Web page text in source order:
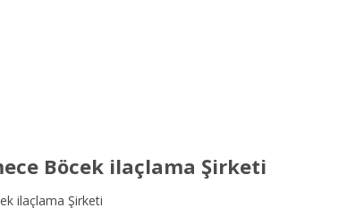
Böcek ilaçlama Şirketi
ilaçlama Şirketi